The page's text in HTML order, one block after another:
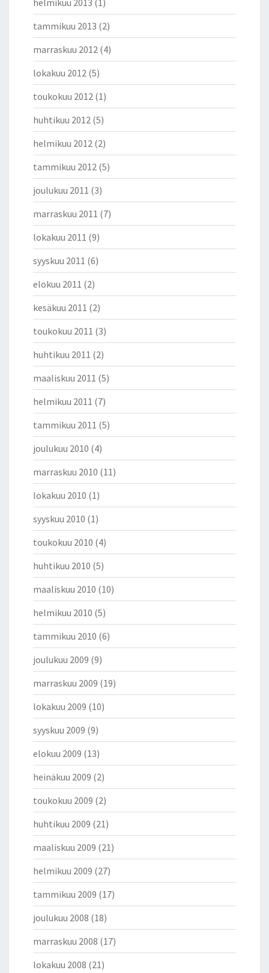
helmikuu 2013 (1)
tammikuu 2013 (2)
marraskuu 2012 (4)
lokakuu 2012 (5)
toukokuu 2012 (1)
huhtikuu 2012 (5)
helmikuu 2012 (2)
tammikuu 2012 (5)
joulukuu 2011 (3)
marraskuu 2011 (7)
lokakuu 2011 (9)
syyskuu 2011 (6)
elokuu 2011 (2)
kesäkuu 2011 (2)
toukokuu 2011 (3)
huhtikuu 2011 (2)
maaliskuu 2011 (5)
helmikuu 2011 (7)
tammikuu 2011 (5)
joulukuu 2010 (4)
marraskuu 2010 (11)
lokakuu 2010 (1)
syyskuu 2010 (1)
toukokuu 2010 (4)
huhtikuu 2010 (5)
maaliskuu 2010 (10)
helmikuu 2010 (5)
tammikuu 2010 (6)
joulukuu 2009 (9)
marraskuu 2009 (19)
lokakuu 2009 (10)
syyskuu 2009 (9)
elokuu 2009 (13)
heinäkuu 2009 (2)
toukokuu 2009 (2)
huhtikuu 2009 (21)
maaliskuu 2009 (21)
helmikuu 2009 (27)
tammikuu 2009 (17)
joulukuu 2008 (18)
marraskuu 2008 (17)
lokakuu 2008 (21)